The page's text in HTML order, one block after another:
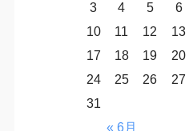
« 6月
3
4 5 6
10
11 12 13
17
18 19 20
24
25 26 27
31